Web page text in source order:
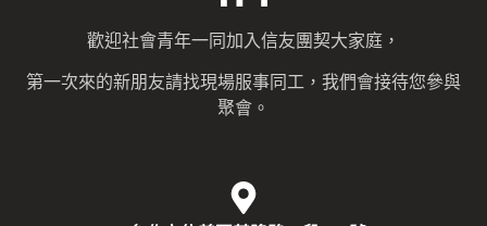
歡迎社會青年一同加入信友團契大家庭，
第一次來的新朋友請找現場服事同工，我們會接待您參與
聚會。